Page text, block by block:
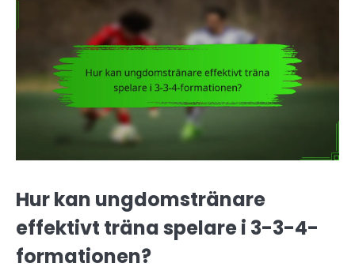
Hur kan ungdomstränare
effektivt träna spelare i 3-3-4-
formationen?